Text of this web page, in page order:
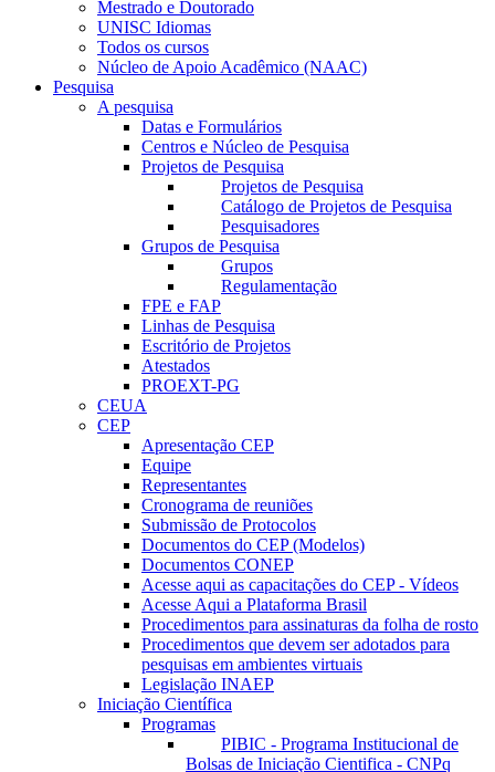
Mestrado e Doutorado
UNISC Idiomas
Todos os cursos
Núcleo de Apoio Acadêmico (NAAC)
Pesquisa
A pesquisa
Datas e Formulários
Centros e Núcleo de Pesquisa
Projetos de Pesquisa
Projetos de Pesquisa
Catálogo de Projetos de Pesquisa
Pesquisadores
Grupos de Pesquisa
Grupos
Regulamentação
FPE e FAP
Linhas de Pesquisa
Escritório de Projetos
Atestados
PROEXT-PG
CEUA
CEP
Apresentação CEP
Equipe
Representantes
Cronograma de reuniões
Submissão de Protocolos
Documentos do CEP (Modelos)
Documentos CONEP
Acesse aqui as capacitações do CEP - Vídeos
Acesse Aqui a Plataforma Brasil
Procedimentos para assinaturas da folha de rosto
Procedimentos que devem ser adotados para
pesquisas em ambientes virtuais
Legislação INAEP
Iniciação Científica
Programas
PIBIC - Programa Institucional de
Bolsas de Iniciação Cientifica - CNPq